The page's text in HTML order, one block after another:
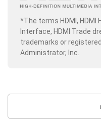
*The terms HDMI, HDMI
Interface, HDMI Trade
trademarks or
Administrator, Inc.